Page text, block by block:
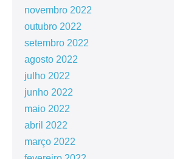
novembro 2022
outubro 2022
setembro 2022
agosto 2022
julho 2022
junho 2022
maio 2022
abril 2022
março 2022